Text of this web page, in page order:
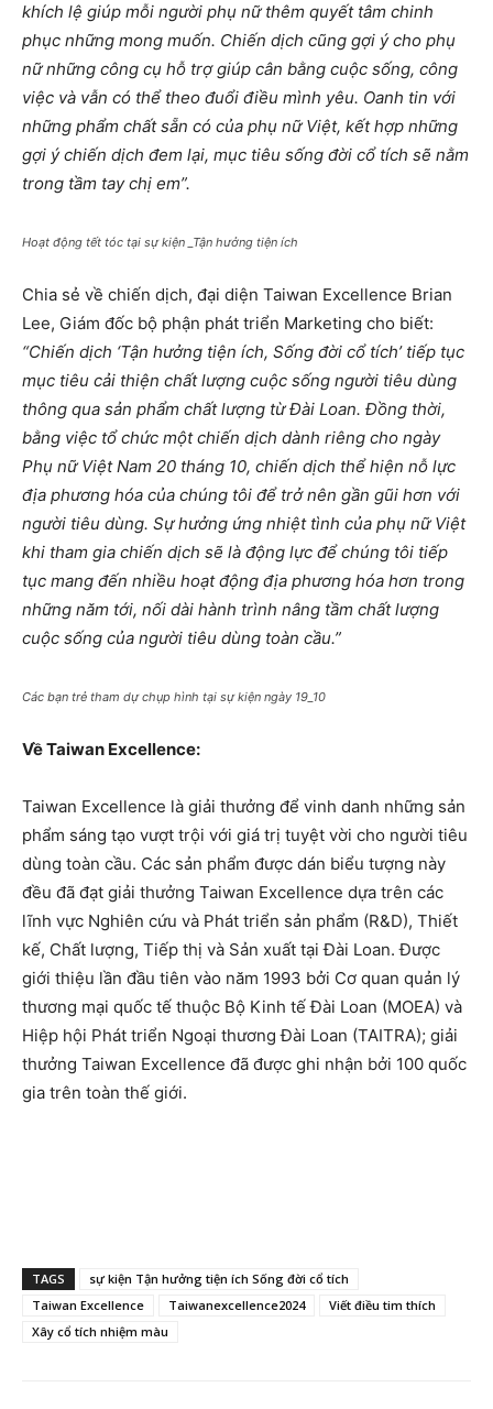
khích lệ giúp mỗi người phụ nữ thêm quyết tâm chinh
phục những mong muốn. Chiến dịch cũng gợi ý cho phụ
nữ những công cụ hỗ trợ giúp cân bằng cuộc sống, công
việc và vẫn có thể theo đuổi điều mình yêu. Oanh tin với
những phẩm chất sẵn có của phụ nữ Việt, kết hợp những
gợi ý chiến dịch đem lại, mục tiêu sống đời cổ tích sẽ nằm
trong tầm tay chị em”.
Hoạt động tết tóc tại sự kiện _Tận hưởng tiện ích
Chia sẻ về chiến dịch, đại diện Taiwan Excellence Brian
Lee, Giám đốc bộ phận phát triển Marketing cho biết:
“Chiến dịch ‘Tận hưởng tiện ích, Sống đời cổ tích’ tiếp tục
mục tiêu cải thiện chất lượng cuộc sống người tiêu dùng
thông qua sản phẩm chất lượng từ Đài Loan. Đồng thời,
bằng việc tổ chức một chiến dịch dành riêng cho ngày
Phụ nữ Việt Nam 20 tháng 10, chiến dịch thể hiện nỗ lực
địa phương hóa của chúng tôi để trở nên gần gũi hơn với
người tiêu dùng. Sự hưởng ứng nhiệt tình của phụ nữ Việt
khi tham gia chiến dịch sẽ là động lực để chúng tôi tiếp
tục mang đến nhiều hoạt động địa phương hóa hơn trong
những năm tới, nối dài hành trình nâng tầm chất lượng
cuộc sống của người tiêu dùng toàn cầu.”
Các bạn trẻ tham dự chụp hình tại sự kiện ngày 19_10
Về Taiwan Excellence:
Taiwan Excellence là giải thưởng để vinh danh những sản
phẩm sáng tạo vượt trội với giá trị tuyệt vời cho người tiêu
dùng toàn cầu. Các sản phẩm được dán biểu tượng này
đều đã đạt giải thưởng Taiwan Excellence dựa trên các
lĩnh vực Nghiên cứu và Phát triển sản phẩm (R&D), Thiết
kế, Chất lượng, Tiếp thị và Sản xuất tại Đài Loan. Được
giới thiệu lần đầu tiên vào năm 1993 bởi Cơ quan quản lý
thương mại quốc tế thuộc Bộ Kinh tế Đài Loan (MOEA) và
Hiệp hội Phát triển Ngoại thương Đài Loan (TAITRA); giải
thưởng Taiwan Excellence đã được ghi nhận bởi 100 quốc
gia trên toàn thế giới.
TAGS
sự kiện Tận hưởng tiện ích Sống đời cổ tích
Taiwan Excellence
Taiwanexcellence2024
Viết điều tim thích
Xây cổ tích nhiệm màu